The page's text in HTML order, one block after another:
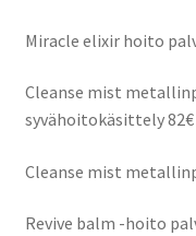
Miracle elixir hoito
Cleanse mist
syvähoitokäsittely 82€
Cleanse mist
Revive balm -hoito